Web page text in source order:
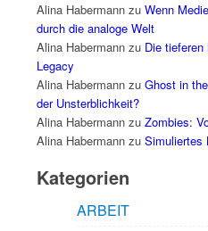
Alina Habermannzu Wenn
durch die analoge Welt
Alina Habermannzu Die
Legacy
Alina Habermannzu Ghost in
der Unsterblichkeit?
Alina Habermannzu Zombies:
Alina Habermannzu Simuliertes
Kategorien
ARBEIT